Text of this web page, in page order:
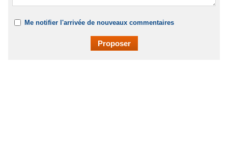
Me notifier l'arrivée de nouveaux commentaires